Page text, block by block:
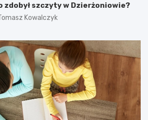
zdobył szczyty w Dzierżoniowie?
Kowalczyk